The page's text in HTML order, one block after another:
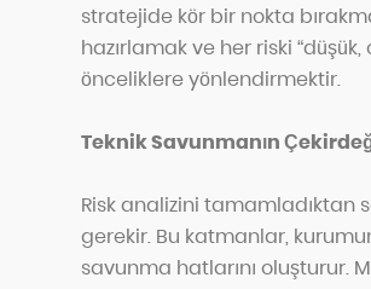
stratejide kör bir nokta
hazırlamak ve her riski
önceliklere yönlendirmektir.
Teknik Savunmanın
Risk analizini tamamladıktan
gerekir. Bu katmanlar,
savunma hatlarını oluşturur.